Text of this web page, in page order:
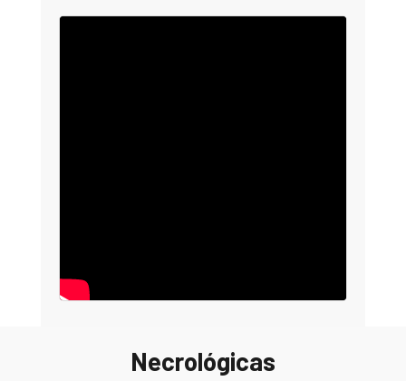
Necrológicas